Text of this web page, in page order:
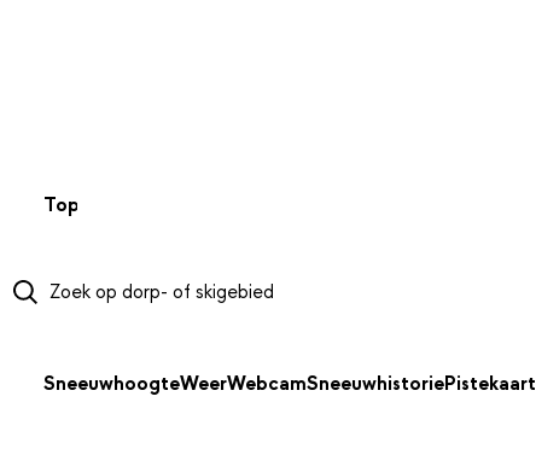
Top 50
SneeuwhoogteWeerWebcamSneeuwhistoriePistekaart